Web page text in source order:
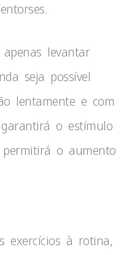
levantar
seja possível
lentamente e com
o estímulo
o aumento
exercícios à rotina,